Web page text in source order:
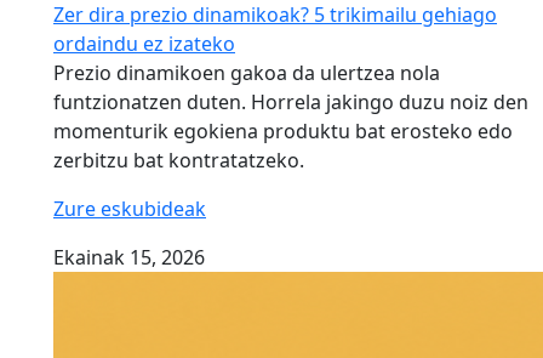
Zer dira prezio dinamikoak? 5 trikimailu gehiago
ordaindu ez izateko
Prezio dinamikoen gakoa da ulertzea nola
funtzionatzen duten. Horrela jakingo duzu noiz den
momenturik egokiena produktu bat erosteko edo
zerbitzu bat kontratatzeko.
Zure eskubideak
Ekainak 15, 2026